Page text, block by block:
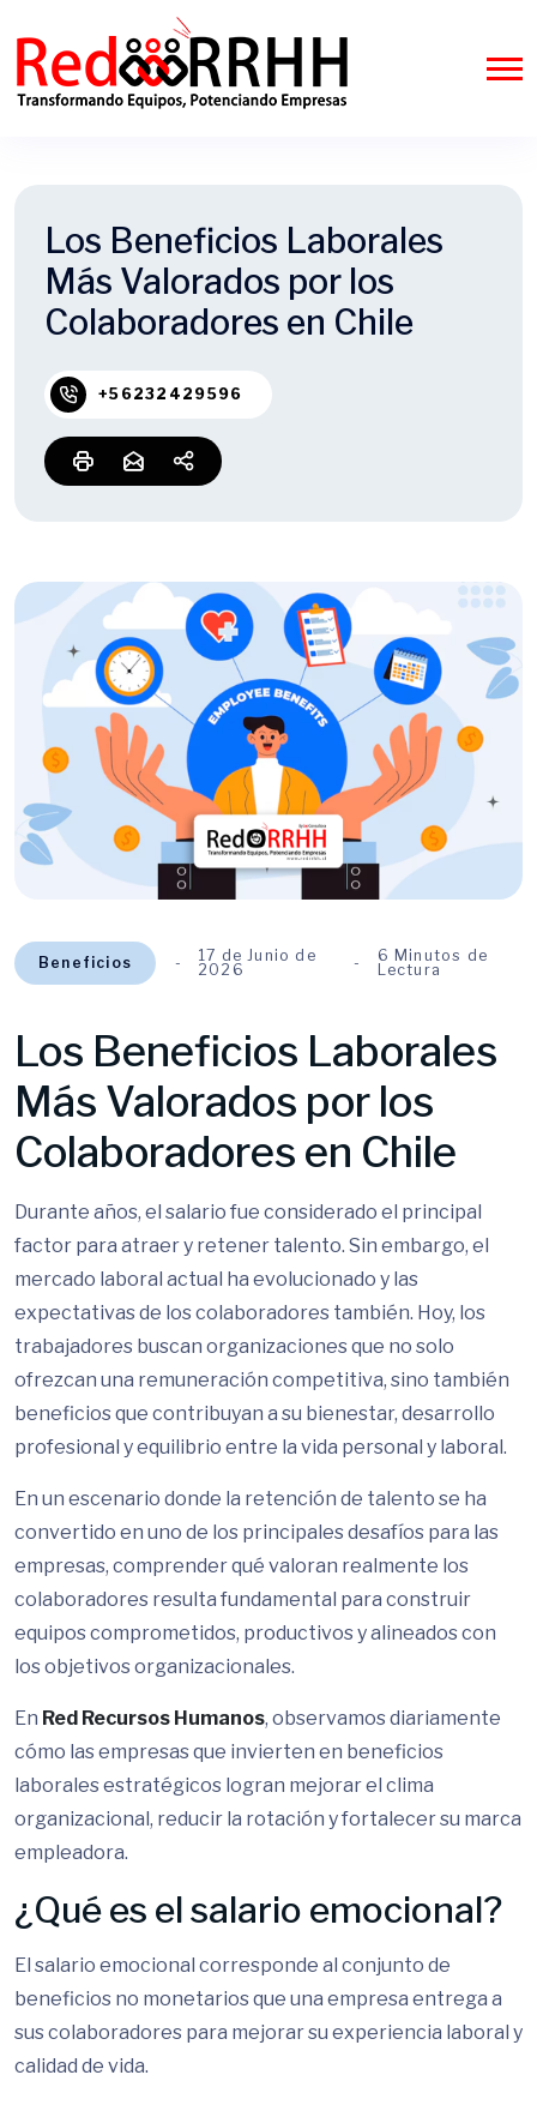
Los Beneficios Laborales
Más Valorados por los
Colaboradores en Chile
+56232429596
Beneficios
17 de Junio de
2026
6 Minutos de
Lectura
Los Beneficios Laborales
Más Valorados por los
Colaboradores en Chile
Durante años, el salario fue considerado el principal
factor para atraer y retener talento. Sin embargo, el
mercado laboral actual ha evolucionado y las
expectativas de los colaboradores también. Hoy, los
trabajadores buscan organizaciones que no solo
ofrezcan una remuneración competitiva, sino también
beneficios que contribuyan a su bienestar, desarrollo
profesional y equilibrio entre la vida personal y laboral.
En un escenario donde la retención de talento se ha
convertido en uno de los principales desafíos para las
empresas, comprender qué valoran realmente los
colaboradores resulta fundamental para construir
equipos comprometidos, productivos y alineados con
los objetivos organizacionales.
En Red Recursos Humanos, observamos diariamente
cómo las empresas que invierten en beneficios
laborales estratégicos logran mejorar el clima
organizacional, reducir la rotación y fortalecer su marca
empleadora.
¿Qué es el salario emocional?
El salario emocional corresponde al conjunto de
beneficios no monetarios que una empresa entrega a
sus colaboradores para mejorar su experiencia laboral y
calidad de vida.